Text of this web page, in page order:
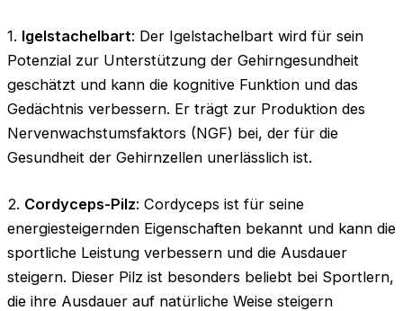
1. Igelstachelbart: Der Igelstachelbart wird für sein
Potenzial zur Unterstützung der Gehirngesundheit
geschätzt und kann die kognitive Funktion und das
Gedächtnis verbessern. Er trägt zur Produktion des
Nervenwachstumsfaktors (NGF) bei, der für die
Gesundheit der Gehirnzellen unerlässlich ist.
2. Cordyceps-Pilz: Cordyceps ist für seine
energiesteigernden Eigenschaften bekannt und kann die
sportliche Leistung verbessern und die Ausdauer
steigern. Dieser Pilz ist besonders beliebt bei Sportlern,
die ihre Ausdauer auf natürliche Weise steigern